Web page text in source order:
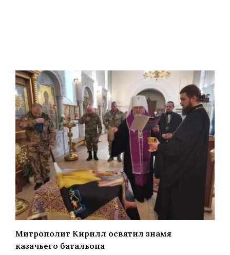
Митрополит Кирилл освятил знамя
казачьего батальона